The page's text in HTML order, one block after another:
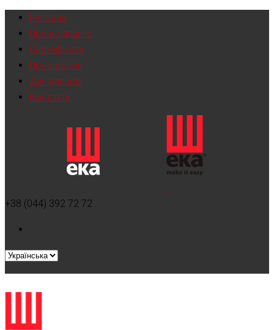
Головна
Про компанію
Сертифікати
Прес-релізи
Для дилерів
Контакти
+38 (044) 392 72 72